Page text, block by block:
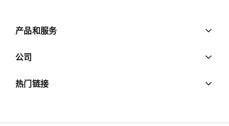
产品和服务
公司
热门链接